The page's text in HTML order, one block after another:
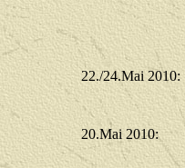
22./24.Mai 2010:
20.Mai 2010: